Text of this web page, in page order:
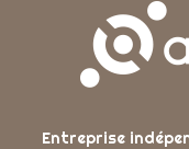
Entreprise